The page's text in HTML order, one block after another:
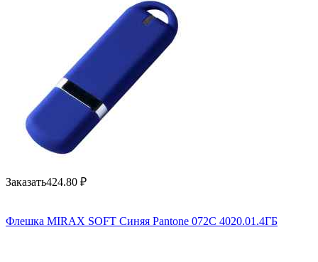
Заказать424.80 ₽
Флешка MIRAX SOFT Синяя Pantone 072C 4020.01.4ГБ